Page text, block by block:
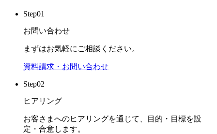
Step01
お問い合わせ
まずはお気軽にご相談ください。
資料請求・お問い合わせ
Step02
ヒアリング
お客さまへのヒアリングを通じて、目的・目標を設
定・合意します。